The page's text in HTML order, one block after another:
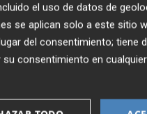
de la Provincia (BOP),
la ayuda municipal. El
el consistorio en
el uso de datos de
se aplican solo a este sitio
del consentimiento; tiene
su consentimiento en